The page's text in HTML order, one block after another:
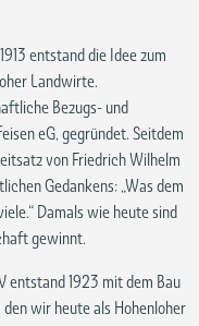
entstand die Idee zum
Landwirte.
Bezugs- und
eG, gegründet. Seitdem
von Friedrich Wilhelm
Gedankens: „Was dem
Damals wie heute sind
gewinnt.
entstand 1923 mit dem Bau
wir heute als Hohenloher